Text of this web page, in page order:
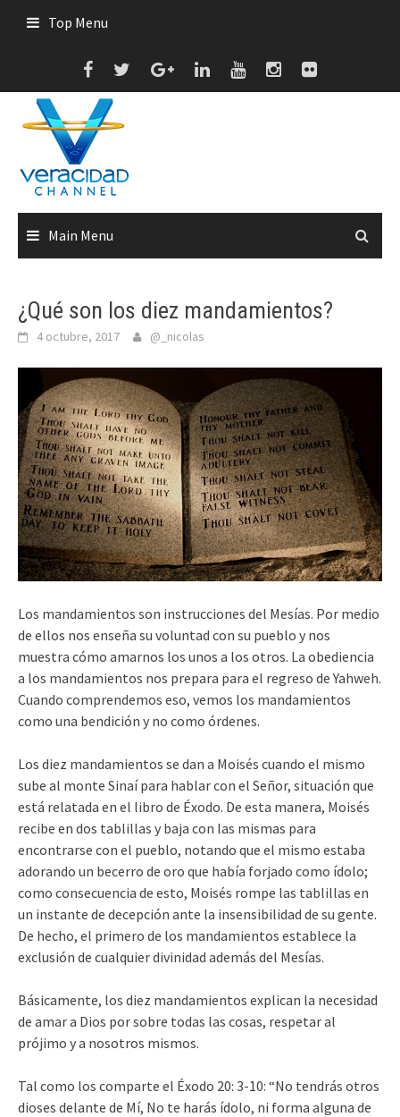
Top Menu
Main Menu
¿Qué son los diez mandamientos?
4 octubre, 2017 @_nicolas
Los mandamientos son instrucciones del Mesías. Por medio
de ellos nos enseña su voluntad con su pueblo y nos
muestra cómo amarnos los unos a los otros. La obediencia
a los mandamientos nos prepara para el regreso de Yahweh.
Cuando comprendemos eso, vemos los mandamientos
como una bendición y no como órdenes.
Los diez mandamientos se dan a Moisés cuando el mismo
sube al monte Sinaí para hablar con el Señor, situación que
está relatada en el libro de Éxodo. De esta manera, Moisés
recibe en dos tablillas y baja con las mismas para
encontrarse con el pueblo, notando que el mismo estaba
adorando un becerro de oro que había forjado como ídolo;
como consecuencia de esto, Moisés rompe las tablillas en
un instante de decepción ante la insensibilidad de su gente.
De hecho, el primero de los mandamientos establece la
exclusión de cualquier divinidad además del Mesías.
Básicamente, los diez mandamientos explican la necesidad
de amar a Dios por sobre todas las cosas, respetar al
prójimo y a nosotros mismos.
Tal como los comparte el Éxodo 20: 3-10: “No tendrás otros
dioses delante de Mí, No te harás ídolo, ni forma alguna de